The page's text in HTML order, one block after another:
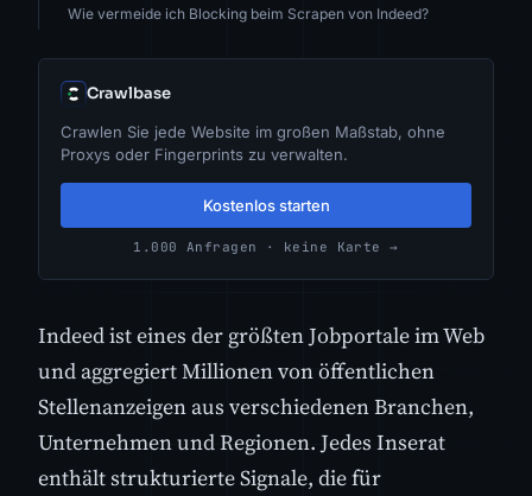
Wie vermeide ich Blocking beim Scrapen von Indeed?
Crawlbase
Crawlen Sie jede Website im großen Maßstab, ohne
Proxys oder Fingerprints zu verwalten.
Kostenlos starten
1.000 Anfragen · keine Karte →
Indeed ist eines der größten Jobportale im Web
und aggregiert Millionen von öffentlichen
Stellenanzeigen aus verschiedenen Branchen,
Unternehmen und Regionen. Jedes Inserat
enthält strukturierte Signale, die für